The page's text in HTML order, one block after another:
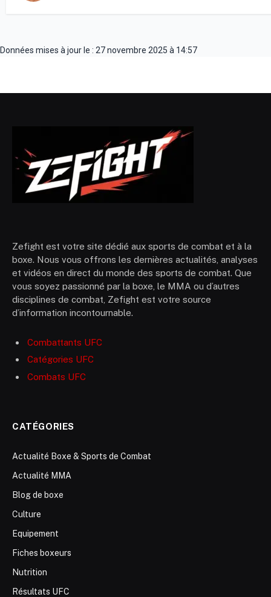
Données mises à jour le : 27 novembre 2025 à 14:57
Zefight est votre site dédié aux sports de combat et à la
boxe. Nous vous offrons les dernières actualités, analyses
et vidéos en direct du monde des sports de combat. Que
vous soyez passionné par la boxe, le MMA ou d’autres
disciplines de combat, Zefight est votre source
d’information incontournable.
Combattants UFC
Catégories UFC
Combats UFC
CATÉGORIES
Actualité Boxe & Sports de Combat
Actualité MMA
Blog de boxe
Culture
Equipement
Fiches boxeurs
Nutrition
Résultats UFC